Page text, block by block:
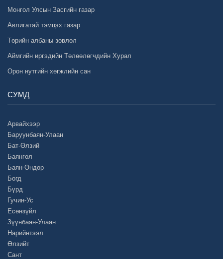
Монгол Улсын Засгийн газар
Авлигатай тэмцэх газар
Төрийн албаны зөвлөл
Аймгийн иргэдийн Төлөөлөгчдийн Хурал
Орон нутгийн хөгжлийн сан
СУМД
Арвайхээр
Баруунбаян-Улаан
Бат-Өлзий
Баянгол
Баян-Өндөр
Богд
Бүрд
Гучин-Ус
Есөнзүйл
Зүүнбаян-Улаан
Нарийнтээл
Өлзийт
Сант